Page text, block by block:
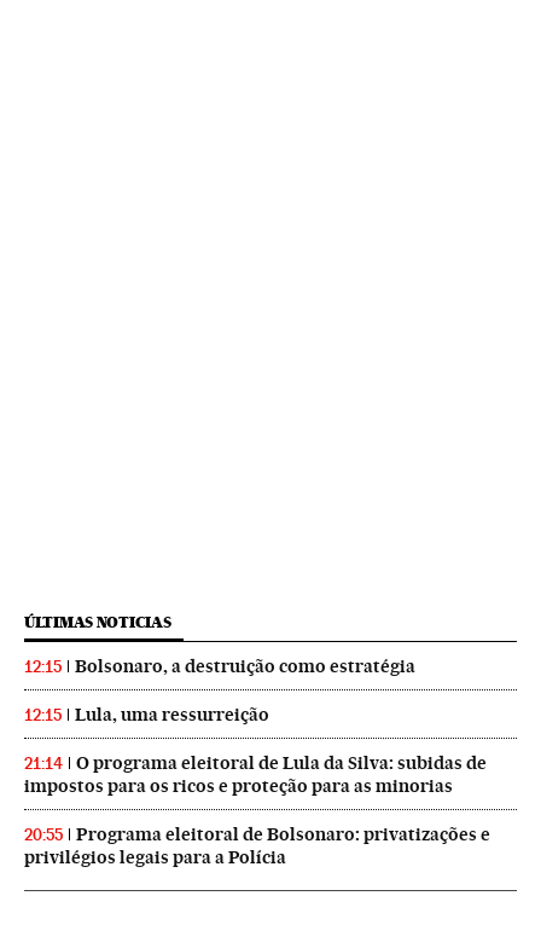
ÚLTIMAS NOTICIAS
12:15 Bolsonaro, a destruição como estratégia
12:15 Lula, uma ressurreição
21:14
O programa eleitoral de Lula da Silva: subidas de
impostos para os ricos e proteção para as minorias
20:55
Programa eleitoral de Bolsonaro: privatizações e
privilégios legais para a Polícia